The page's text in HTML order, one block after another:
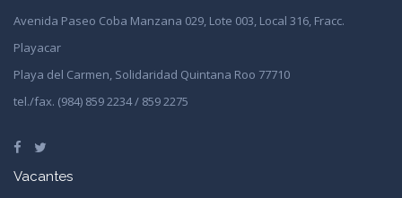
Avenida Paseo Coba Manzana 029, Lote 003, Local 316, Fracc.
Playacar
Playa del Carmen, Solidaridad Quintana Roo 77710
tel./fax. (984) 859 2234 / 859 2275
Vacantes